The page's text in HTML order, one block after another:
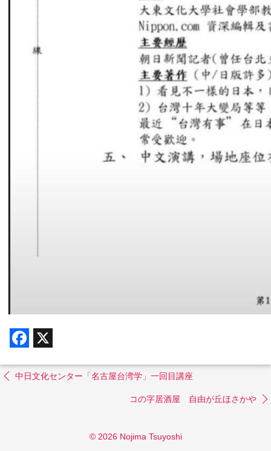
e
b
o
中日文化センター「名古屋台湾学」一回目講座
コの字居酒屋 自由が丘ほさかや
© 2026 Nojima Tsuyoshi